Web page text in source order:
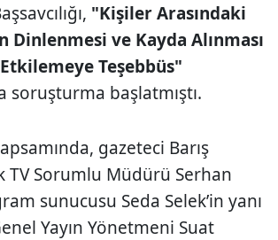
"Kişiler Arasındaki
Dinlenmesi ve Kayda Alınması
Teşebbüs"
soruşturma başlatmıştı.
gazeteci Barış
TV Sorumlu Müdürü Serhan
sunucusu Seda Selek’in yanı
Yayın Yönetmeni Suat